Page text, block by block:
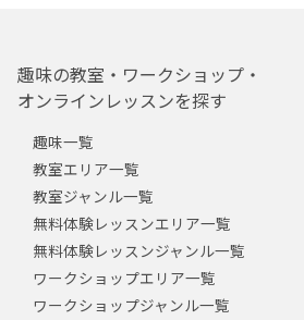
趣味の教室・ワークショップ・
オンラインレッスンを探す
趣味一覧
教室エリア一覧
教室ジャンル一覧
無料体験レッスンエリア一覧
無料体験レッスンジャンル一覧
ワークショップエリア一覧
ワークショップジャンル一覧